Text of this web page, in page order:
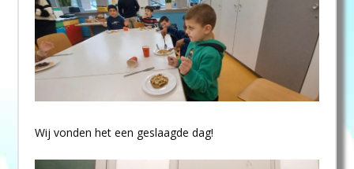
Wij vonden het een geslaagde dag!